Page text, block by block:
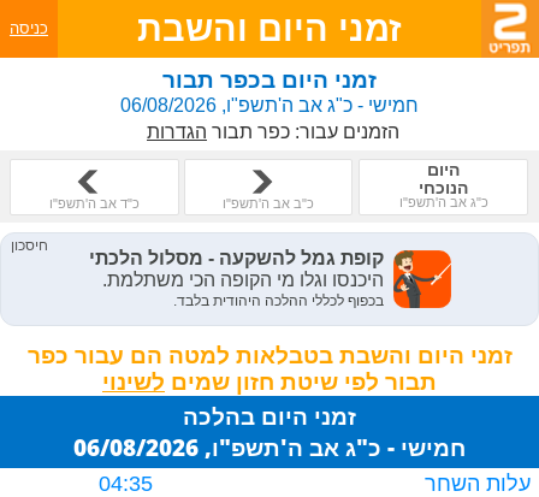
זמני היום והשבת כניסה
זמני היום בכפר תבור
חמישי - כ"ג אב ה'תשפ"ו, 06/08/2026
הזמנים עבור: כפר תבור הגדרות
היום
הנוכחי
כ"ג אב ה'תשפ"ו כ"ב אב ה'תשפ"ו כ"ד אב ה'תשפ"ו
זמני היום והשבת בטבלאות למטה הם עבור כפר
תבור לפי שיטת חזון שמים
זמני היום בהלכה
חמישי - כ"ג אב ה'תשפ"ו, 06/08/2026
עלות השחר
04:35